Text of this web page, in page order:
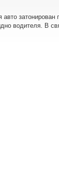
затонирован
водителя. В